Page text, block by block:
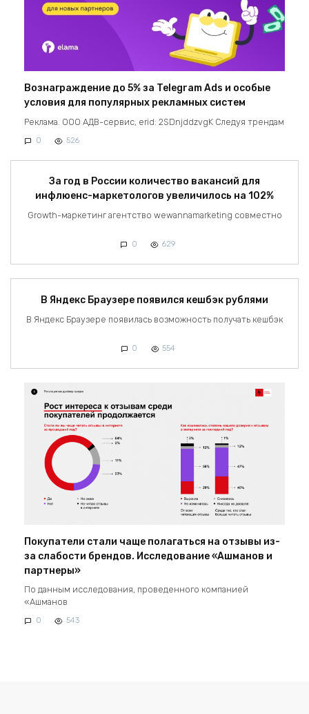
Вознаграждение до 5% за Telegram Ads и особые
условия для популярных рекламных систем
Реклама. ООО АДВ-сервис, erid: 2SDnjddzvgK Следуя трендам
0 526
За год в России количество вакансий для
инфлюенс-маркетологов увеличилось на 102%
Growth-маркетинг агентство wewannamarketing совместно
0 629
В Яндекс Браузере появился кешбэк рублями
В Яндекс Браузере появилась возможность получать кешбэк
0 554
Покупатели стали чаще полагаться на отзывы из-
за слабости брендов. Исследование «Ашманов и
партнеры»
По данным исследования, проведенного компанией
«Ашманов
0 543